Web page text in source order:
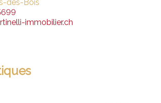
des-Bois
immobilier.ch